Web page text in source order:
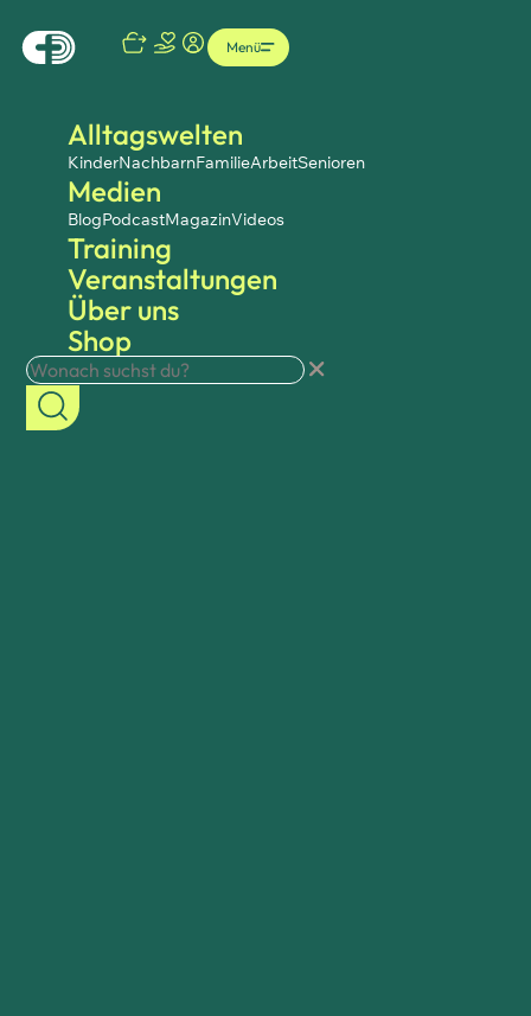
Alltagswelten
KinderNachbarnFamilieArbeitSenioren
Medien
BlogPodcastMagazinVideos
Training
Veranstaltungen
Über uns
Shop
Menü